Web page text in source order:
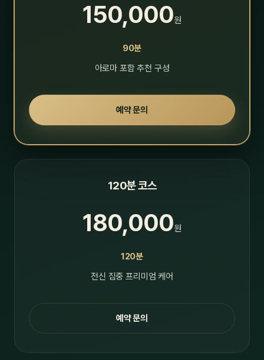
150,000원
90분
아로마 포함 추천 구성
예약 문의
120분 코스
180,000원
120분
전신 집중 프리미엄 케어
예약 문의